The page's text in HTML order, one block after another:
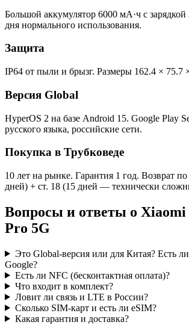
Большой аккумулятор 6000 мА·ч с
дня нормального использования.
Защита
IP64 от пыли и брызг. Размеры 162.4 × 75.7
Версия Global
HyperOS 2 на базе Android 15. Google Play
русского языка, российские сети.
Покупка в Трубковеде
10 лет на рынке. Гарантия 1 год. Возврат
дней) + ст. 18 (15 дней — технически
Вопросы и ответы о Xiaomi
Pro 5G
Это Global-версия или для Китая? Есть
Google?
Есть ли NFC (бесконтактная оплата)?
Что входит в комплект?
Ловит ли связь и LTE в России?
Сколько SIM-карт и есть ли eSIM?
Какая гарантия и доставка?